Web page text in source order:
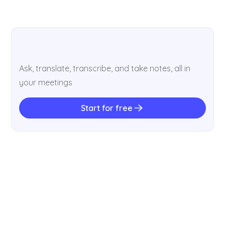
Ask, translate, transcribe, and take notes, all in
your meetings
Start for free